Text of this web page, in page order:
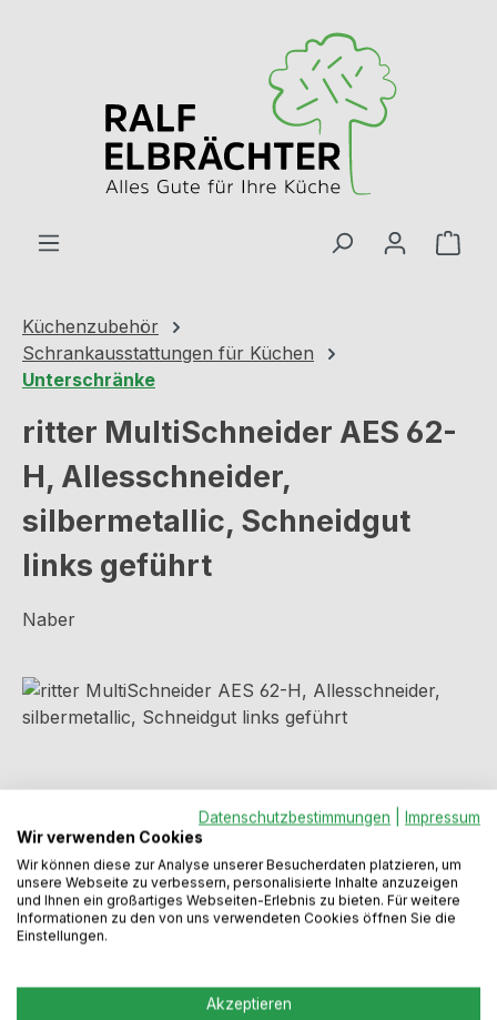
Küchenzubehör
Schrankausstattungen für Küchen
Unterschränke
ritter MultiSchneider AES 62-
H, Allesschneider,
silbermetallic, Schneidgut
links geführt
Naber
Bildergalerie überspringen
Datenschutzbestimmungen
Impressum
Wir verwenden Cookies
Wir können diese zur Analyse unserer Besucherdaten platzieren, um
unsere Webseite zu verbessern, personalisierte Inhalte anzuzeigen
und Ihnen ein großartiges Webseiten-Erlebnis zu bieten. Für weitere
Informationen zu den von uns verwendeten Cookies öffnen Sie die
Einstellungen.
Akzeptieren